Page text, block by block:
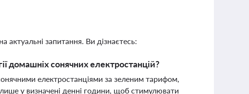
актуальні запитання. Ви дізнаєтесь:
домашніх сонячних електростанцій?
електростанціями за зеленим тарифом,
у визначені денні години, щоб стимулювати